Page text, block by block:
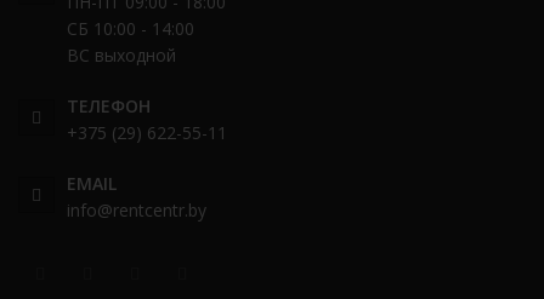
СБ 10:00 - 14:00
ВС выходной
ТЕЛЕФОН
+375 (29) 622-55-11
EMAIL
info@rentcentr.by